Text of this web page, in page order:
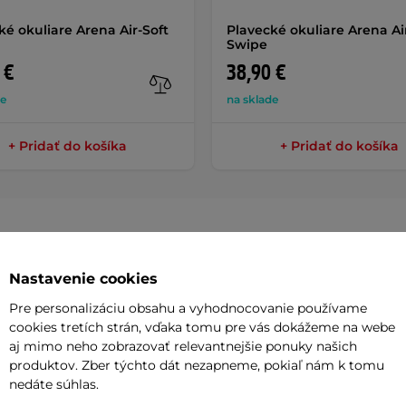
okuliare Arena Air-Soft
+ Pridať do košíka
Plavecké okuliare Arena
Swipe
38,90 €
na sklade
+ Pridať do košíka
boli vyvinuté tak, aby ste si ani
plne sústrediť na pretekanie! Majú
Nosník
Nastavenie cookies
Pre personalizáciu obsahu a vyhodnocovanie používame
cookies tretích strán, vďaka tomu pre vás dokážeme na webe
aj mimo neho zobrazovať relevantnejšie ponuky našich
produktov. Zber týchto dát nezapneme, pokiaľ nám k tomu
nedáte súhlas.